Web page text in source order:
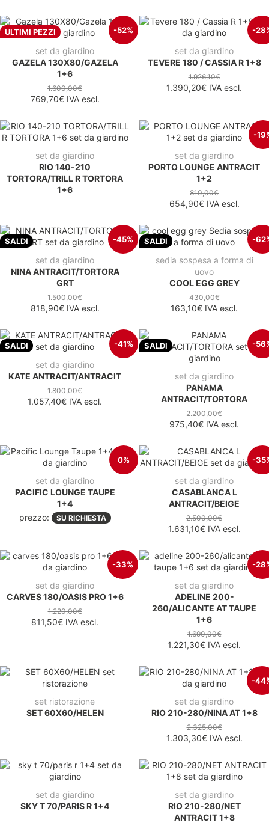
ULTIMI PEZZI -52%
set da giardino
GAZELA 130X80/GAZELA
1+6
1.600,00€
769,70€IVA escl.
-
set da giardino
TEVERE 180 / CASSIA R 1+8
1.926,10€
1.390,20€ IVA escl.
set da giardino
RIO 140-210
TORTORA/TRILL R TORTORA
1+6
-
set da giardino
PORTO LOUNGE ANTRACIT
1+2
810,00€
654,90€IVA escl.
SALDI -45%
set da giardino
NINA ANTRACIT/TORTORA
GRT
1.500,00€
818,90€IVA escl.
SALDI -
sedia sospesa a forma di
uovo
COOL EGG GREY
430,00€
163,10€ IVA escl.
SALDI -41%
set da giardino
KATE ANTRACIT/ANTRACIT
1.800,00€
1.057,40€ IVA escl.
SALDI -
set da giardino
PANAMA
ANTRACIT/TORTORA
2.200,00€
975,40€ IVA escl.
0%
set da giardino
PACIFIC LOUNGE TAUPE
1+4
prezzo:
SU RICHIESTA
-
set da giardino
CASABLANCA L
ANTRACIT/BEIGE
2.500,00€
1.631,10€IVA escl.
-33%
set da giardino
CARVES 180/OASIS PRO 1+6
1.220,00€
811,50€ IVA escl.
-
set da giardino
ADELINE 200-
260/ALICANTE AT TAUPE
1+6
1.690,00€
1.221,30€ IVA escl.
set ristorazione
SET 60X60/HELEN
-
set da giardino
RIO 210-280/NINA AT 1+8
2.325,00€
1.303,30€IVA escl.
set da giardino
SKY T 70/PARIS R 1+4
set da giardino
RIO 210-280/NET
ANTRACIT 1+8